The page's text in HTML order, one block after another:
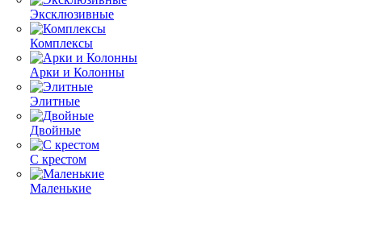
Эксклюзивные
Комплексы
Арки и Колонны
Элитные
Двойные
С крестом
Маленькие